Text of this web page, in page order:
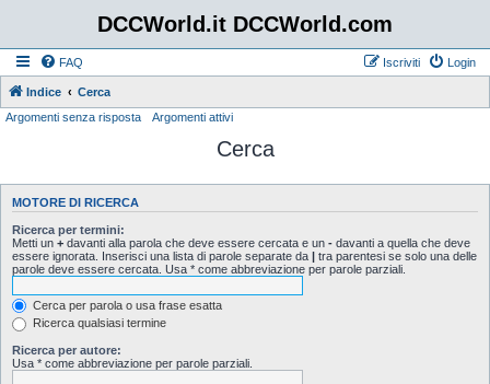
DCCWorld.it DCCWorld.com
FAQ Login
Iscriviti
Indice
Cerca
Argomenti senza risposta
Argomenti attivi
Cerca
MOTORE DI RICERCA
Ricerca per termini:
Metti un + davanti alla parola che deve essere cercata e un - davanti a quella che deve
essere ignorata. Inserisci una lista di parole separate da | tra parentesi se solo una delle
parole deve essere cercata. Usa * come abbreviazione per parole parziali.
Cerca per parola o usa frase esatta
Ricerca qualsiasi termine
Ricerca per autore:
Usa * come abbreviazione per parole parziali.